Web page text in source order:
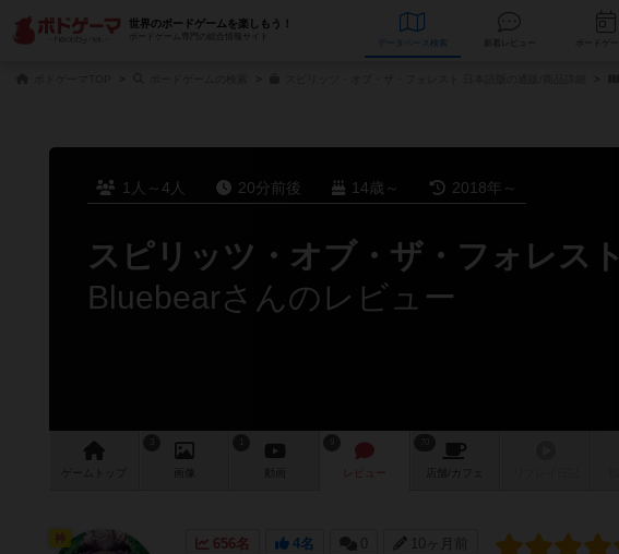
世界のボードゲームを楽しもう！
ボードゲーム専門の総合情報サイト
データベース
1人～4人 20分前後 14歳～ 2018年～
スピリッツ・オブ・ザ・フォレスト
Bluebearさんのレビュー
ゲーム 画像 レビュー
70
店舗/ カフェ
656名 4名 0 10ヶ月前